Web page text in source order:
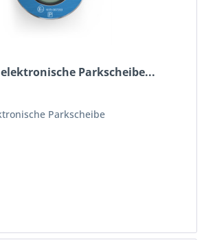
Parkscheibe...
Parkscheibe